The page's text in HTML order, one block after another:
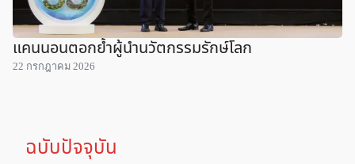
แคนนอนตอกย้ำผู้นำนวัตกรรมรักษ์โลก
22 กรกฎาคม 2026
ฉบับปัจจุบัน